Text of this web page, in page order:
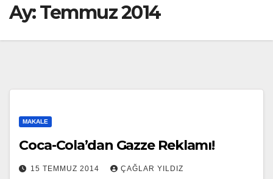
Ay:Temmuz 2014
MAKALE
Coca-Cola’dan Gazze Reklamı!
15 TEMMUZ 2014 ÇAĞLAR YILDIZ